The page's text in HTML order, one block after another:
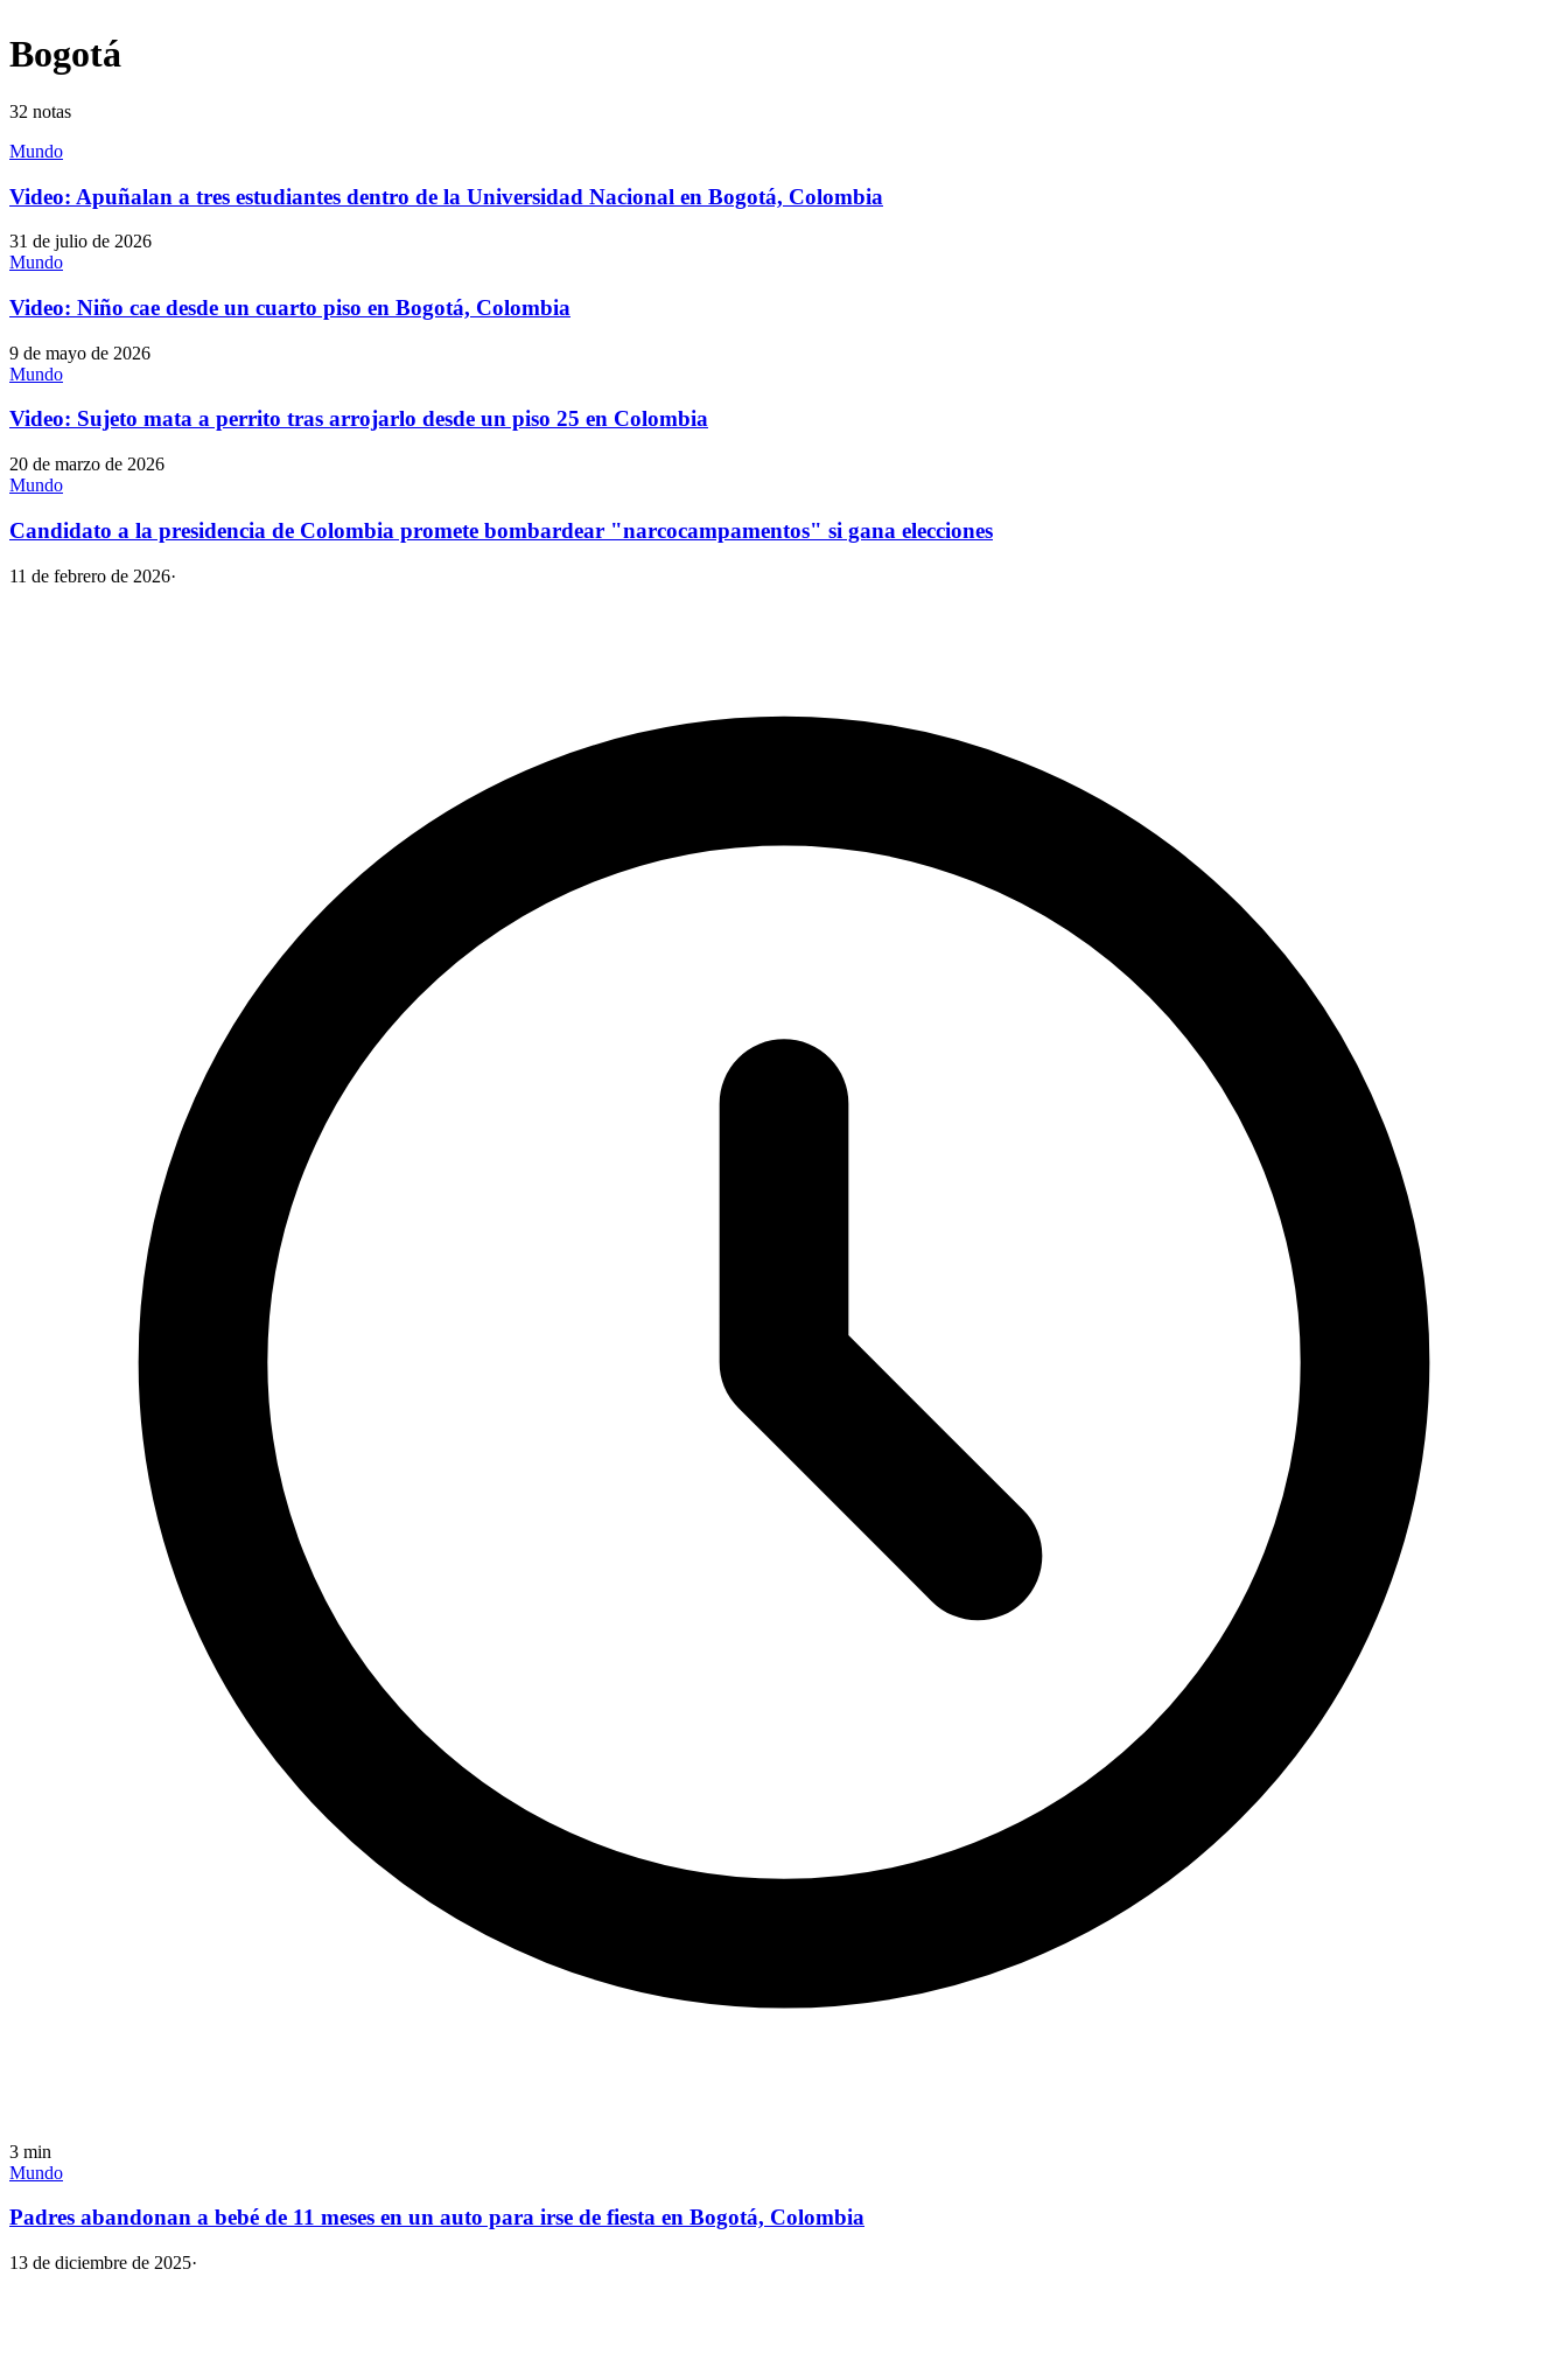
Bogotá
32 notas
Mundo
Video: Apuñalan a tres estudiantes dentro de la Universidad Nacional en Bogotá, Colombia
31 de julio de 2026
Mundo
Video: Niño cae desde un cuarto piso en Bogotá, Colombia
9 de mayo de 2026
Mundo
Video: Sujeto mata a perrito tras arrojarlo desde un piso 25 en Colombia
20 de marzo de 2026
Mundo
Candidato a la presidencia de Colombia promete bombardear "narcocampamentos" si gana elecciones
11 de febrero de 2026·
3 min
Mundo
Padres abandonan a bebé de 11 meses en un auto para irse de fiesta en Bogotá, Colombia
13 de diciembre de 2025·